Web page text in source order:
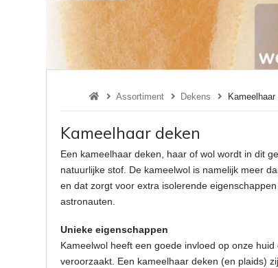
Assortiment Dekens Kameelhaar
Kameelhaar deken
Een kameelhaar deken, haar of wol wordt in dit
natuurlijke stof. De kameelwol is namelijk meer
en dat zorgt voor extra isolerende
astronauten.
Unieke eigenschappen
Kameelwol heeft een goede invloed op onze
veroorzaakt. Een kameelhaar deken (en plaids)